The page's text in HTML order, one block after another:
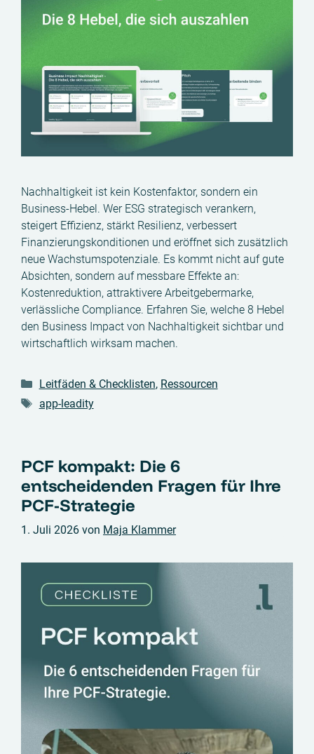
Nachhaltigkeit ist kein Kostenfaktor, sondern ein
Business-Hebel. Wer ESG strategisch verankern,
steigert Effizienz, stärkt Resilienz, verbessert
Finanzierungskonditionen und eröffnet sich zusätzlich
neue Wachstumspotenziale. Es kommt nicht auf gute
Absichten, sondern auf messbare Effekte an:
Kostenreduktion, attraktivere Arbeitgebermarke,
verlässliche Compliance. Erfahren Sie, welche 8 Hebel
den Business Impact von Nachhaltigkeit sichtbar und
wirtschaftlich wirksam machen.
Kategorien
Leitfäden & Checklisten, Ressourcen
Schlagwörter
app-leadity
PCF kompakt: Die 6
entscheidenden Fragen für Ihre
PCF-Strategie
1. Juli 2026 von Maja Klammer